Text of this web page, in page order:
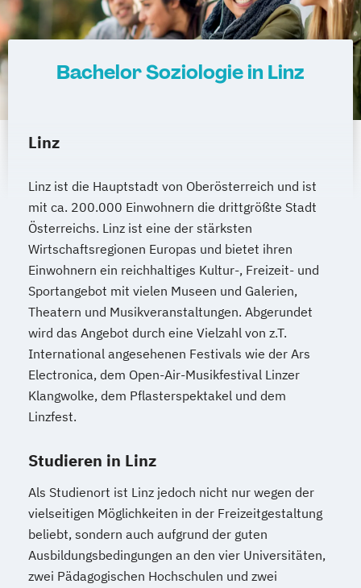
Immobilienmanagement für
Immobilienkaufleute
Information Technology Management
International Healthcare Management
International Management (DE/EN)
Internationales Marketing
Kindheitspädagogik
Kindheitspädagogik für Erzieher:innen
Kommunikationsdesign
Kommunikationspsychologie
Kultur- und Medienpädagogik
Logistikmanagement Logopädie
Machine Learning (EN)
Management (DE/EN)
Marketingmanagement
Master of Business Administration (DE/EN)
Mechatronik
Mediation und Konfliktmanagement
Mediendesign
Medieninformatik
Bachelor Soziologie in Linz
Linz
Linz ist die Hauptstadt von Oberösterreich und ist
mit ca. 200.000 Einwohnern die drittgrößte Stadt
Österreichs. Linz ist eine der stärksten
Wirtschaftsregionen Europas und bietet ihren
Einwohnern ein reichhaltiges Kultur-, Freizeit- und
Sportangebot mit vielen Museen und Galerien,
Theatern und Musikveranstaltungen. Abgerundet
wird das Angebot durch eine Vielzahl von z.T.
International angesehenen Festivals wie der Ars
Electronica, dem Open-Air-Musikfestival Linzer
Klangwolke, dem Pflasterspektakel und dem
Linzfest.
Studieren in Linz
Als Studienort ist Linz jedoch nicht nur wegen der
vielseitigen Möglichkeiten in der Freizeitgestaltung
beliebt, sondern auch aufgrund der guten
Ausbildungsbedingungen an den vier Universitäten,
zwei Pädagogischen Hochschulen und zwei